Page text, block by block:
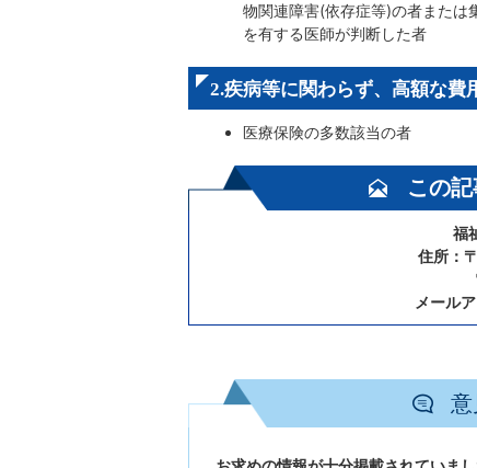
物関連障害(依存症等)の者または
を有する医師が判断した者
2.疾病等に関わらず、高額な費
医療保険の多数該当の者
この
福
住所：
メール
意